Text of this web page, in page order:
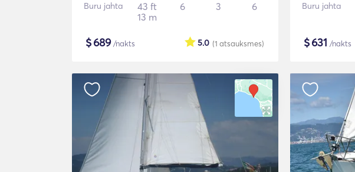
Buru jahta
43 ft
13 m
6 3 6
$689/nakts (1 atsauksmes)
5.0
Buru jahta
$631 /nakts